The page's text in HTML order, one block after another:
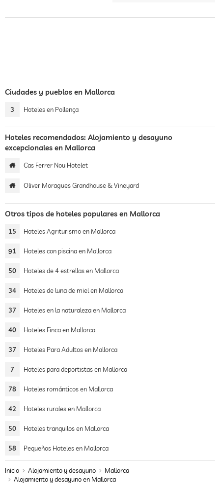
Ciudades y pueblos en Mallorca
3 Hoteles en Pollença
Hoteles recomendados: Alojamiento y desayuno
excepcionales en Mallorca
Cas Ferrer Nou Hotelet
Oliver Moragues Grandhouse & Vineyard
Otros tipos de hoteles populares en Mallorca
15 Hoteles Agriturismo en Mallorca
91 Hoteles con piscina en Mallorca
50 Hoteles de 4 estrellas en Mallorca
34 Hoteles de luna de miel en Mallorca
37 Hoteles en la naturaleza en Mallorca
40 Hoteles Finca en Mallorca
37 Hoteles Para Adultos en Mallorca
7 Hoteles para deportistas en Mallorca
78 Hoteles románticos en Mallorca
42 Hoteles rurales en Mallorca
50 Hoteles tranquilos en Mallorca
58 Pequeños Hoteles en Mallorca
Inicio Alojamiento y desayuno
Mallorca
Alojamiento y desayuno en Mallorca